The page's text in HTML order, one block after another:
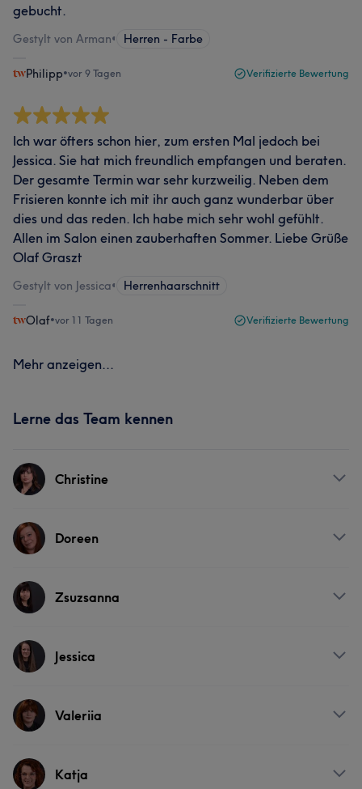
gebucht.
Gestylt von Arman• Herren - Farbe
Philipp•vor 9 Tagen Verifizierte Bewertung
Ich war öfters schon hier, zum ersten Mal jedoch bei
Jessica. Sie hat mich freundlich empfangen und beraten.
Der gesamte Termin war sehr kurzweilig. Neben dem
Frisieren konnte ich mit ihr auch ganz wunderbar über
dies und das reden. Ich habe mich sehr wohl gefühlt.
Allen im Salon einen zauberhaften Sommer. Liebe Grüße
Olaf Graszt
Gestylt von Jessica• Herrenhaarschnitt
Olaf•vor 11 Tagen Verifizierte Bewertung
Mehr anzeigen...
Lerne das Team kennen
Christine
ServicesDoreen
ServicesZsuzsanna
ServicesJessica
ServicesValeriia
ServicesKatja